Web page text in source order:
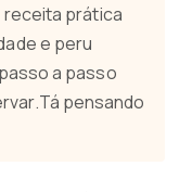
receita prática
e peru
a passo
pensando